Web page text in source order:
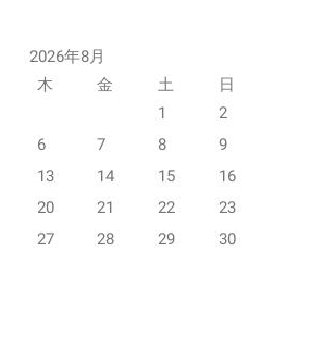
2026年8月
木 金 土
日
1
2
6 7 8
9
13 14 15
16
20 21 22
23
27 28 29
30